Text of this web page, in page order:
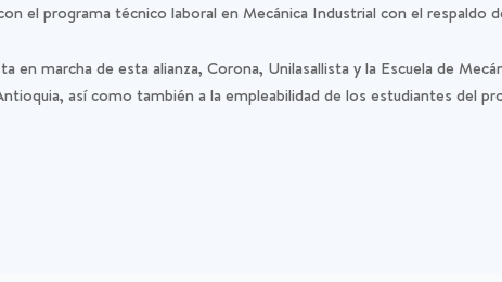
el programa técnico laboral en Mecánica Industrial con el respaldo
en marcha de esta alianza, Corona, Unilasallista y la Escuela de
así como también a la empleabilidad de los estudiantes del